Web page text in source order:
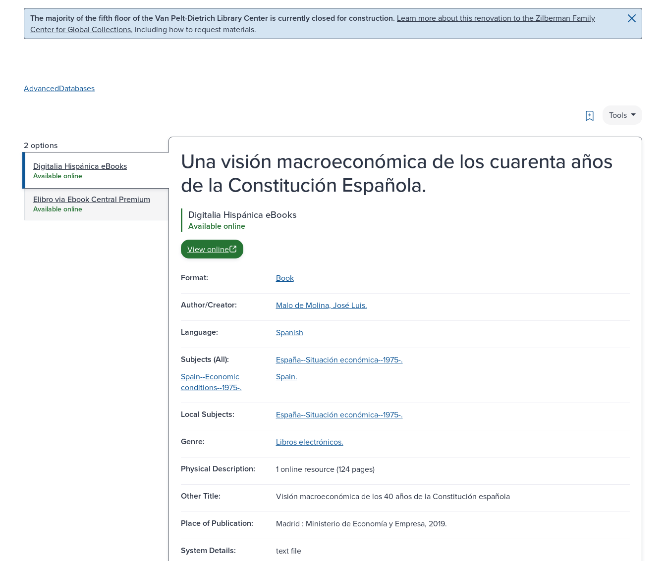
Skip to main content Skip to search
The majority of the fifth floor of the Van Pelt-Dietrich Library Center is currently closed for construction. Learn more about this renovation to the Zilberman Family
Center for Global Collections, including how to request materials.
AdvancedDatabases
Bookmark
Tools
2 options
Digitalia Hispánica eBooks
Available online
Elibro via Ebook Central Premium
Available online
Una visión macroeconómica de los cuarenta años
de la Constitución Española.
Digitalia Hispánica eBooks
Available online
View online
Format: Book
Author/Creator: Malo de Molina, José Luis.
Language: Spanish
Subjects (All):
España--Situación económica--1975-.
Spain--Economic
conditions--1975-.
Spain.
Local Subjects: España--Situación económica--1975-.
Genre: Libros electrónicos.
Physical Description: 1 online resource (124 pages)
Other Title: Visión macroeconómica de los 40 años de la Constitución española
Place of Publication: Madrid : Ministerio de Economía y Empresa, 2019.
System Details:
text file